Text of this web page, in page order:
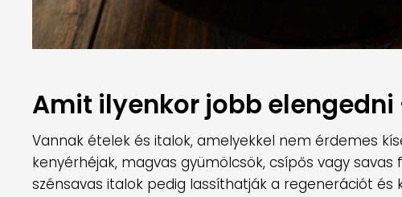
Amit ilyenkor jobb
Vannak ételek és italok, amelyekkel nem érdemes
kenyérhéjak, magvas gyümölcsök, csípős vagy
szénsavas italok pedig lassíthatják a regenerációt